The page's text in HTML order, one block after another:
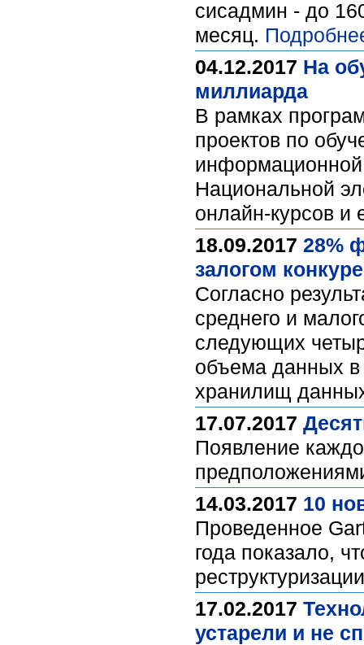
сисадмин - до
месяц.
04.12.2017 На
миллиарда
В рамках
проектов по
информационной
Национальной
онлайн-курсов
18.09.2017 28%
залогом
Согласно
среднего и
следующих
объема данных в
хранилищ
17.07.2017
Появление
14.03.2017 10
Проведенное
года показало,
17.02.2017
устарели и не